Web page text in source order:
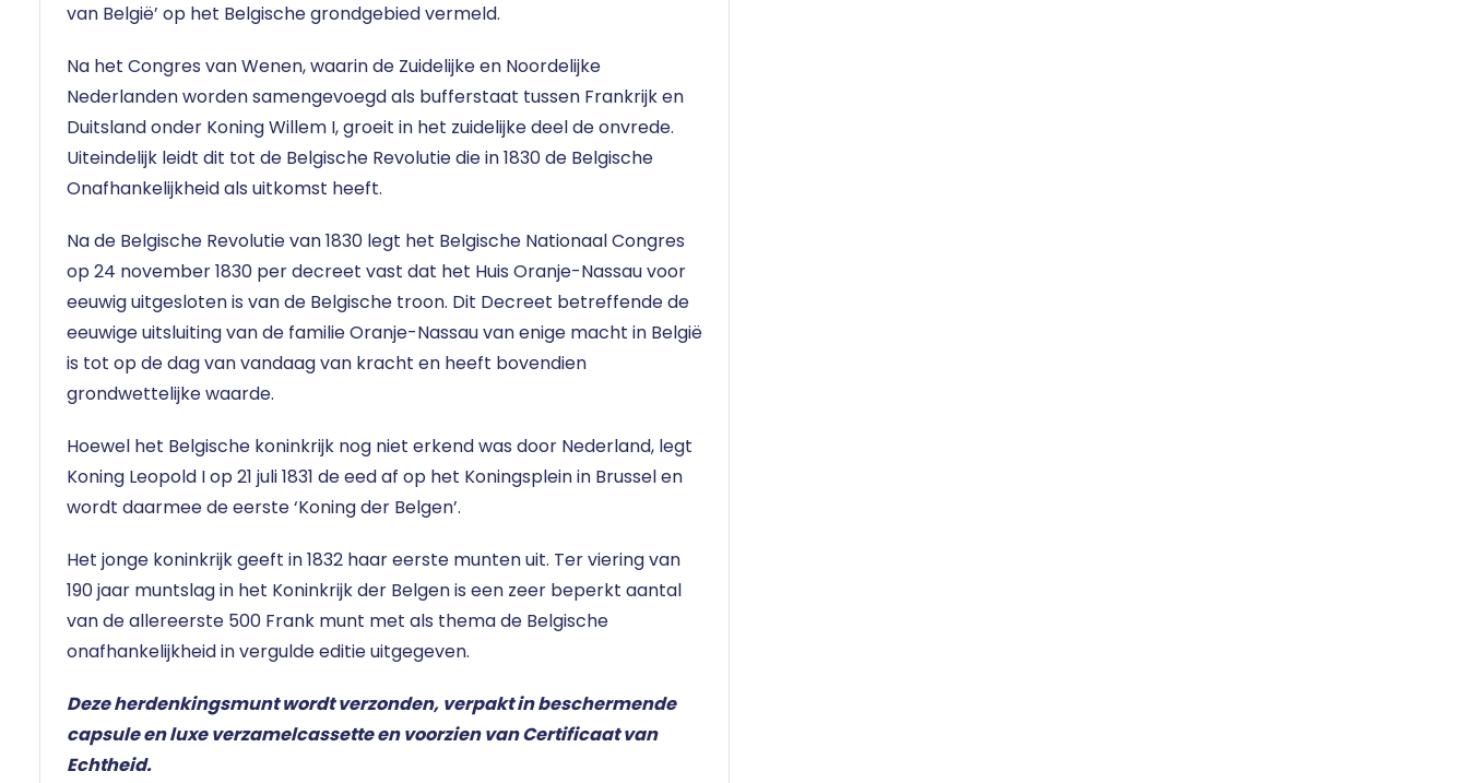
van België’ op het Belgische grondgebied vermeld.
Na het Congres van Wenen, waarin de Zuidelijke en Noordelijke
Nederlanden worden samengevoegd als bufferstaat tussen Frankrijk en
Duitsland onder Koning Willem I, groeit in het zuidelijke deel de onvrede.
Uiteindelijk leidt dit tot de Belgische Revolutie die in 1830 de Belgische
Onafhankelijkheid als uitkomst heeft.
Na de Belgische Revolutie van 1830 legt het Belgische Nationaal Congres
op 24 november 1830 per decreet vast dat het Huis Oranje-Nassau voor
eeuwig uitgesloten is van de Belgische troon. Dit Decreet betreffende de
eeuwige uitsluiting van de familie Oranje-Nassau van enige macht in België
is tot op de dag van vandaag van kracht en heeft bovendien
grondwettelijke waarde.
Hoewel het Belgische koninkrijk nog niet erkend was door Nederland, legt
Koning Leopold I op 21 juli 1831 de eed af op het Koningsplein in Brussel en
wordt daarmee de eerste ‘Koning der Belgen’.
Het jonge koninkrijk geeft in 1832 haar eerste munten uit. Ter viering van
190 jaar muntslag in het Koninkrijk der Belgen is een zeer beperkt aantal
van de allereerste 500 Frank munt met als thema de Belgische
onafhankelijkheid in vergulde editie uitgegeven.
Deze herdenkingsmunt wordt verzonden, verpakt in beschermende
capsule en luxe verzamelcassette en voorzien van Certificaat van
Echtheid.